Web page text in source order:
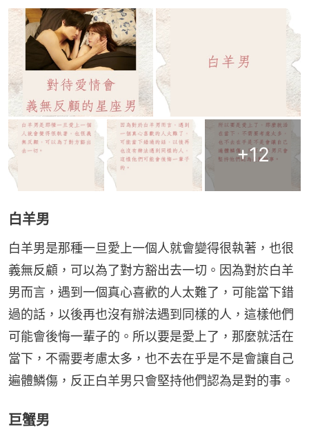
+12
白羊男
白羊男是那種一旦愛上一個人就會變得很執著，也很
義無反顧，可以為了對方豁出去一切。因為對於白羊
男而言，遇到一個真心喜歡的人太難了，可能當下錯
過的話，以後再也沒有辦法遇到同樣的人，這樣他們
可能會後悔一輩子的。所以要是愛上了，那麼就活在
當下，不需要考慮太多，也不去在乎是不是會讓自己
遍體鱗傷，反正白羊男只會堅持他們認為是對的事。
巨蟹男